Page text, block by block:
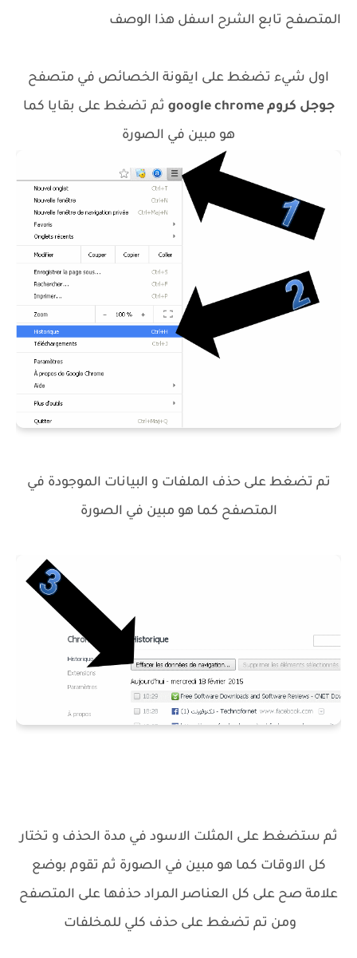
المتصفح تابع الشرح اسفل هذا الوصف
اول شيء تضغط على ايقونة الخصائص في متصفح
جوجل كرومgoogle chrome ثم تضغط على بقايا كما
هو مبين في الصورة
تم تضغط على حذف الملفات و البيانات الموجودة في
المتصفح كما هو مبين في الصورة
ثم ستضغط على المثلت الاسود في مدة الحذف و تختار
كل الاوقات كما هو مبين في الصورة ثم تقوم بوضع
علامة صح على كل العناصر المراد حذفها على المتصفح
ومن تم تضغط على حذف كلي للمخلفات